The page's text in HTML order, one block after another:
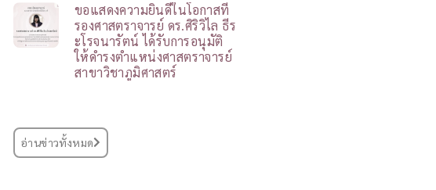
ขอแสดงความยินดีในโอกาสที่
รองศาสตราจารย์ ดร.ศิริวิไล ธีร
ะโรจนารัตน์ ได้รับการอนุมัติ
ให้ดำรงตำแหน่งศาสตราจารย์
สาขาวิชาภูมิศาสตร์
อ่านข่าวทั้งหมด